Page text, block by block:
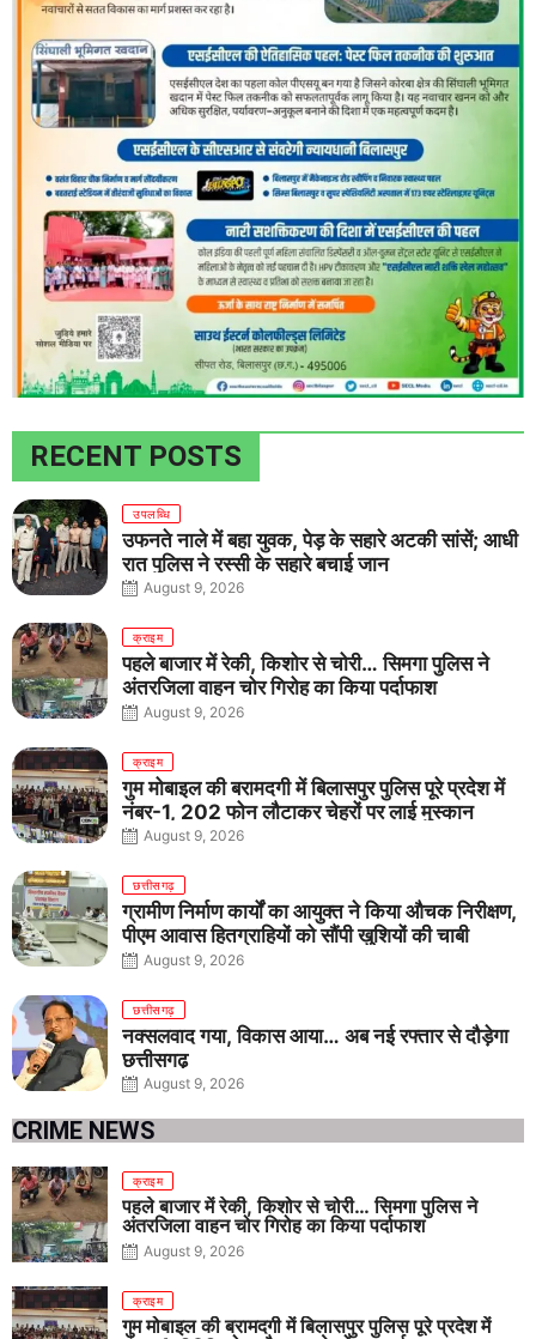
RECENT POSTS
उपलब्धि
उफनते नाले में बहा युवक, पेड़ के सहारे अटकी सांसें; आधी
रात पुलिस ने रस्सी के सहारे बचाई जान
August 9, 2026
क्राइम
पहले बाजार में रेकी, किशोर से चोरी… सिमगा पुलिस ने
अंतरजिला वाहन चोर गिरोह का किया पर्दाफाश
August 9, 2026
क्राइम
गुम मोबाइल की बरामदगी में बिलासपुर पुलिस पूरे प्रदेश में
नंबर-1, 202 फोन लौटाकर चेहरों पर लाई मुस्कान
August 9, 2026
छत्तीसगढ़
ग्रामीण निर्माण कार्यों का आयुक्त ने किया औचक निरीक्षण,
पीएम आवास हितग्राहियों को सौंपी खुशियों की चाबी
August 9, 2026
छत्तीसगढ़
नक्सलवाद गया, विकास आया… अब नई रफ्तार से दौड़ेगा
छत्तीसगढ़
August 9, 2026
CRIME NEWS
क्राइम
पहले बाजार में रेकी, किशोर से चोरी… सिमगा पुलिस ने
अंतरजिला वाहन चोर गिरोह का किया पर्दाफाश
August 9, 2026
क्राइम
गुम मोबाइल की बरामदगी में बिलासपुर पुलिस पूरे प्रदेश में